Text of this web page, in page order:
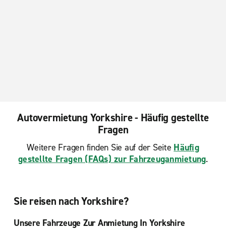
Autovermietung Yorkshire - Häufig gestellte
Fragen
Weitere Fragen finden Sie auf der Seite Häufig
gestellte Fragen (FAQs) zur Fahrzeuganmietung.
Sie reisen nach Yorkshire?
Unsere Fahrzeuge Zur Anmietung In Yorkshire